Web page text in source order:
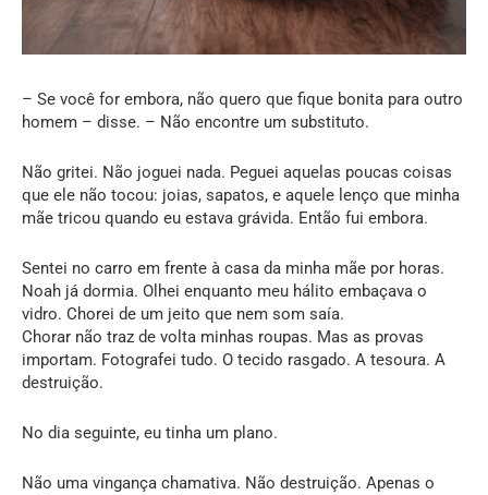
– Se você for embora, não quero que fique bonita para outro
homem – disse. – Não encontre um substituto.
Não gritei. Não joguei nada. Peguei aquelas poucas coisas
que ele não tocou: joias, sapatos, e aquele lenço que minha
mãe tricou quando eu estava grávida. Então fui embora.
Sentei no carro em frente à casa da minha mãe por horas.
Noah já dormia. Olhei enquanto meu hálito embaçava o
vidro. Chorei de um jeito que nem som saía.
Chorar não traz de volta minhas roupas. Mas as provas
importam. Fotografei tudo. O tecido rasgado. A tesoura. A
destruição.
No dia seguinte, eu tinha um plano.
Não uma vingança chamativa. Não destruição. Apenas o